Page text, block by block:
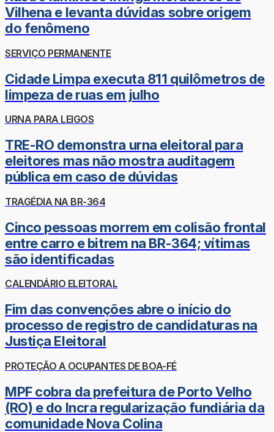
Vilhena e levanta dúvidas sobre origem
do fenômeno
SERVIÇO PERMANENTE
Cidade Limpa executa 811 quilômetros de
limpeza de ruas em julho
URNA PARA LEIGOS
TRE-RO demonstra urna eleitoral para
eleitores mas não mostra auditagem
pública em caso de dúvidas
TRAGÉDIA NA BR-364
Cinco pessoas morrem em colisão frontal
entre carro e bitrem na BR-364; vítimas
são identificadas
CALENDÁRIO ELEITORAL
Fim das convenções abre o início do
processo de registro de candidaturas na
Justiça Eleitoral
PROTEÇÃO A OCUPANTES DE BOA-FÉ
MPF cobra da prefeitura de Porto Velho
(RO) e do Incra regularização fundiária da
comunidade Nova Colina